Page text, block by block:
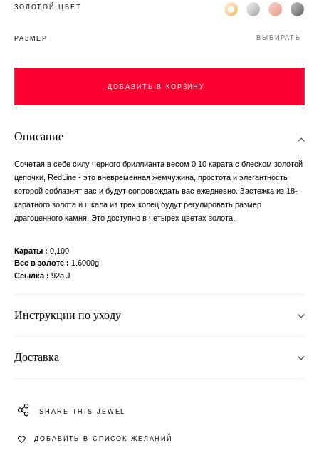
ЗОЛОТОЙ ЦВЕТ Жёлтое золото 18К
Белое золото
Розовое
РАЗМЕР ВЫБИРАТЬ
ДОБАВИТЬ В КОРЗИНУ
Описание
Сочетая в себе силу черного бриллианта весом 0,10 карата с блеском золотой
цепочки, RedLine - это вневременная жемчужина, простота и элегантность
которой соблазнят вас и будут сопровождать вас ежедневно. Застежка из 18-
каратного золота и шкала из трех колец будут регулировать размер
драгоценного камня. Это доступно в четырех цветах золота.
Караты
0,100
Вес в золоте
1.6000g
Ссылка
92a J
Инструкции по уходу
Доставка
SHARE THIS JEWEL
ДОБАВИТЬ В СПИСОК ЖЕЛАНИЙ